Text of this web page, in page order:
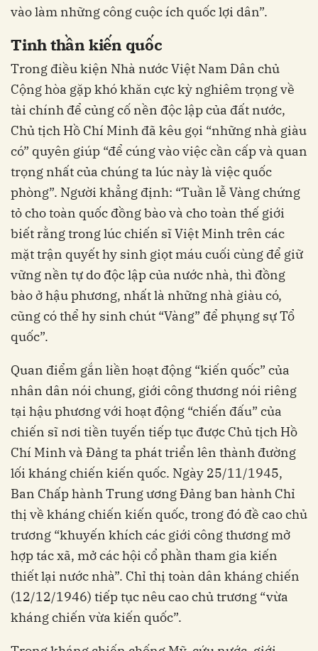
vào làm những công cuộc ích quốc lợi dân”.
Tinh thần kiến quốc
Trong điều kiện Nhà nước Việt Nam Dân chủ
Cộng hòa gặp khó khăn cực kỳ nghiêm trọng về
tài chính để củng cố nền độc lập của đất nước,
Chủ tịch Hồ Chí Minh đã kêu gọi “những nhà giàu
có” quyên giúp “để cúng vào việc cần cấp và quan
trọng nhất của chúng ta lúc này là việc quốc
phòng”. Người khẳng định: “Tuần lễ Vàng chứng
tỏ cho toàn quốc đồng bào và cho toàn thế giới
biết rằng trong lúc chiến sĩ Việt Minh trên các
mặt trận quyết hy sinh giọt máu cuối cùng để giữ
vững nền tự do độc lập của nước nhà, thì đồng
bào ở hậu phương, nhất là những nhà giàu có,
cũng có thể hy sinh chút “Vàng” để phụng sự Tổ
quốc”.
Quan điểm gắn liền hoạt động “kiến quốc” của
nhân dân nói chung, giới công thương nói riêng
tại hậu phương với hoạt động “chiến đấu” của
chiến sĩ nơi tiền tuyến tiếp tục được Chủ tịch Hồ
Chí Minh và Đảng ta phát triển lên thành đường
lối kháng chiến kiến quốc. Ngày 25/11/1945,
Ban Chấp hành Trung ương Đảng ban hành Chỉ
thị về kháng chiến kiến quốc, trong đó đề cao chủ
trương “khuyến khích các giới công thương mở
hợp tác xã, mở các hội cổ phần tham gia kiến
thiết lại nước nhà”. Chỉ thị toàn dân kháng chiến
(12/12/1946) tiếp tục nêu cao chủ trương “vừa
kháng chiến vừa kiến quốc”.